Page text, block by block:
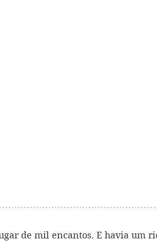
de mil encantos. E havia um